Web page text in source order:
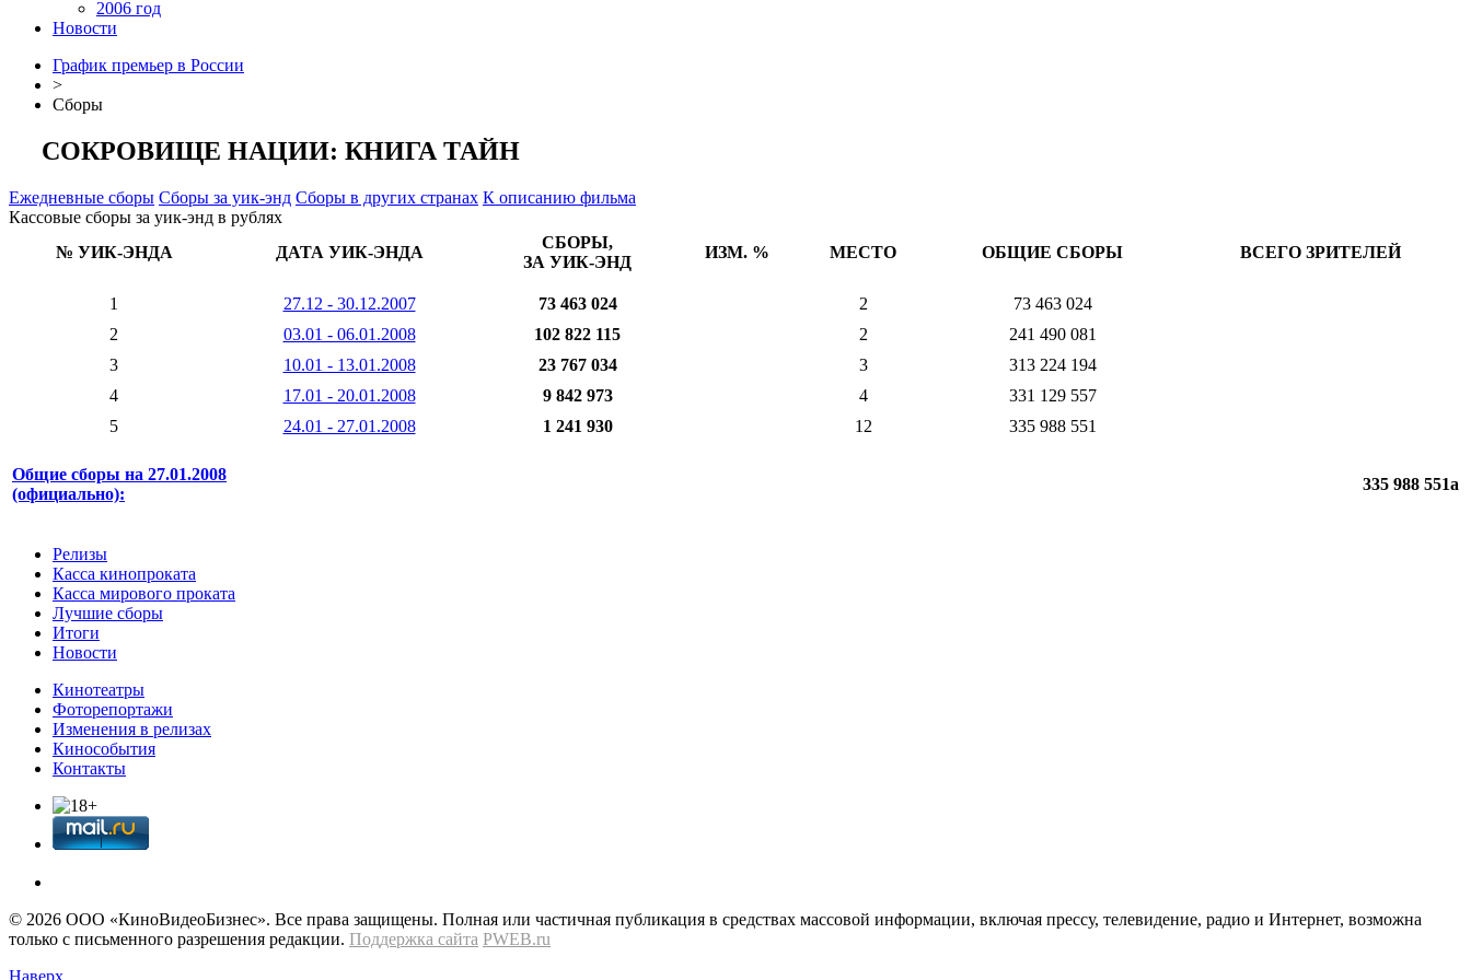
2006 год
Новости
График премьер в России
>
Сборы
СОКРОВИЩЕ НАЦИИ: КНИГА ТАЙН
Ежедневные сборы Сборы за уик-энд Сборы в других странах К описанию фильма
Кассовые сборы за уик-энд в рублях
№ УИК-ЭНДА
ДАТА УИК-ЭНДА
СБОРЫ,
ЗА УИК-ЭНД
ИЗМ. % МЕСТО ОБЩИЕ СБОРЫ ВСЕГО ЗРИТЕЛЕЙ
1 27.12 - 30.12.2007 73 463 024 2
73 463 024
2
03.01 - 06.01.2008 102 822 115 2
241 490 081
3
10.01 - 13.01.2008 23 767 034 3
313 224 194
4
17.01 - 20.01.2008 9 842 973 4
331 129 557
5
24.01 - 27.01.2008 1 241 930 12 335 988 551
Общие сборы на 27.01.2008
(официально):
335 988 551a
Релизы
Касса кинопроката
Касса мирового проката
Лучшие сборы
Итоги
Новости
Кинотеатры
Фоторепортажи
Изменения в релизах
Кинособытия
Контакты
© 2026 OOО «КиноВидеоБизнес». Все права защищены. Полная или частичная публикация в средствах массовой информации, включая прессу, телевидение, радио и Интернет, возможна
только с письменного разрешения редакции. Поддержка сайта PWEB.ru
Наверх